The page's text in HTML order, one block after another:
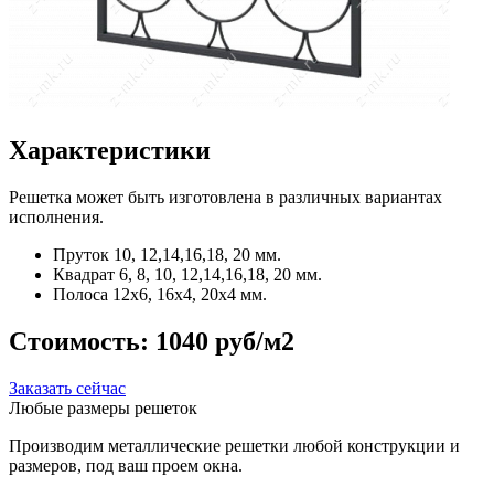
Характеристики
Решетка может быть изготовлена в различных вариантах
исполнения.
Пруток 10, 12,14,16,18, 20 мм.
Квадрат 6, 8, 10, 12,14,16,18, 20 мм.
Полоса 12x6, 16x4, 20x4 мм.
Стоимость: 1040 руб/м2
Заказать сейчас
Любые размеры решеток
Производим металлические решетки любой конструкции и
размеров, под ваш проем окна.